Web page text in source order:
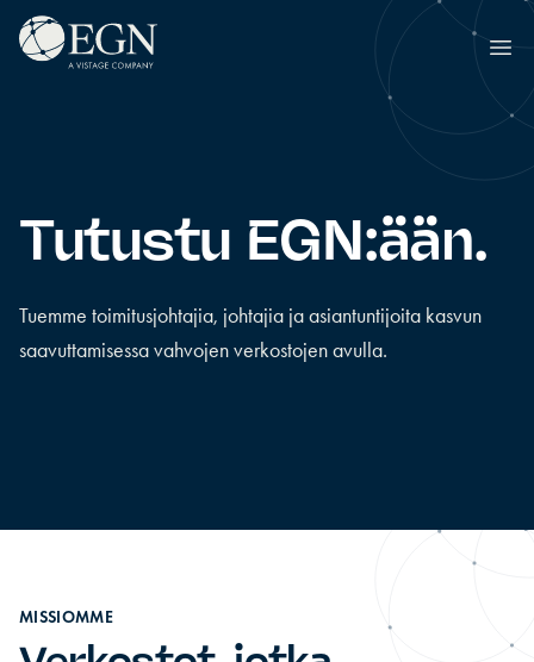
Siirry sisältöön
Executives' Global Network
Tutustu EGN:ään.
Tuemme toimitusjohtajia, johtajia ja asiantuntijoita kasvun
saavuttamisessa vahvojen verkostojen avulla.
MISSIOMME